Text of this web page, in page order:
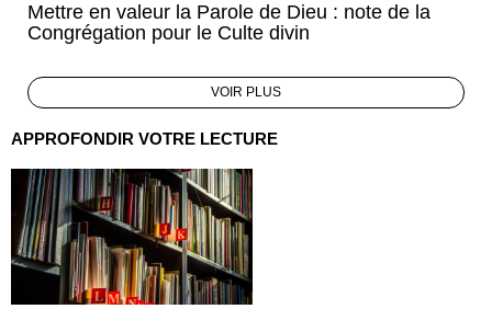
Mettre en valeur la Parole de Dieu : note de la
Congrégation pour le Culte divin
VOIR PLUS
APPROFONDIR VOTRE LECTURE